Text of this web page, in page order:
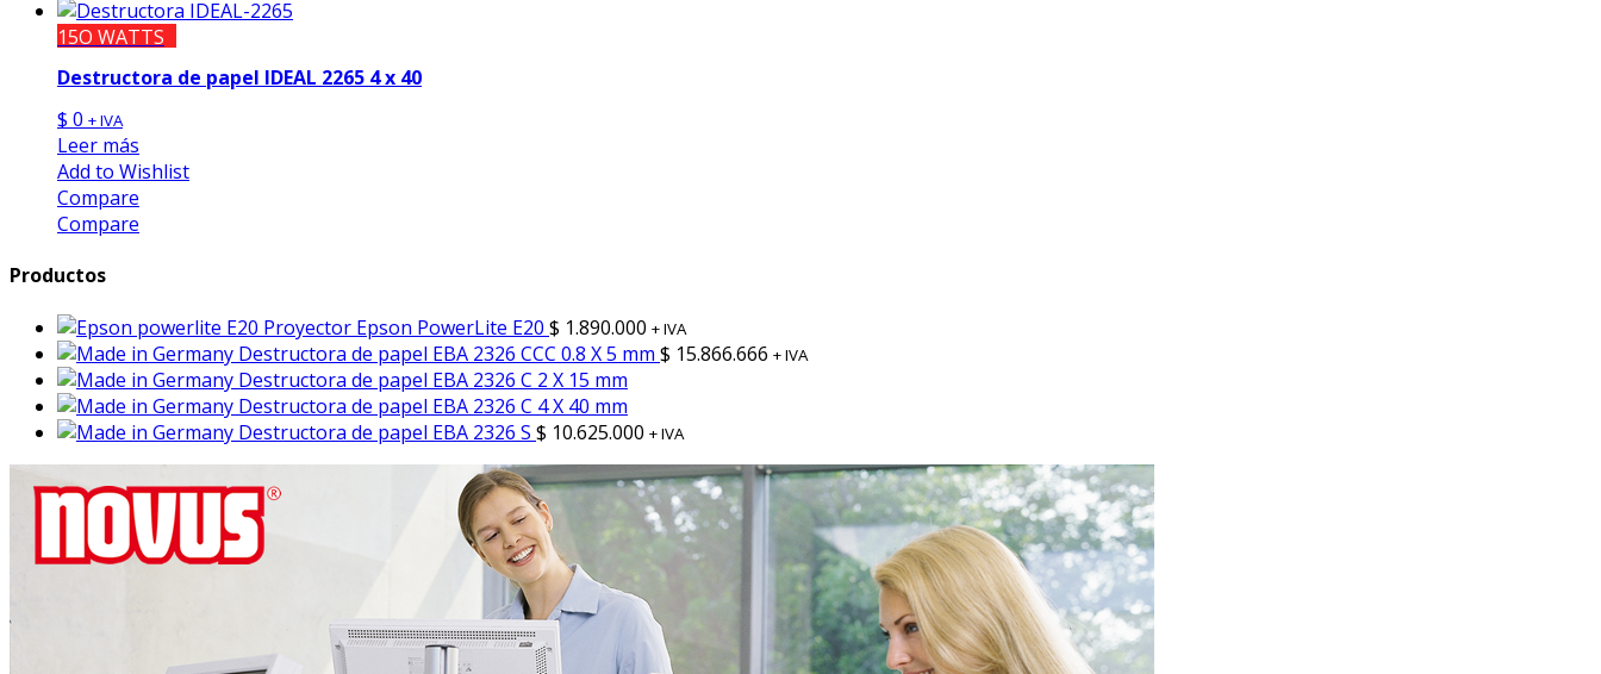
15O WATTS
Destructora de papel IDEAL 2265 4 x 40
$ 0 + IVA
Leer más
Add to Wishlist
Compare
Compare
Productos
Proyector Epson PowerLite E20 $ 1.890.000 + IVA
Destructora de papel EBA 2326 CCC 0.8 X 5 mm $ 15.866.666 + IVA
Destructora de papel EBA 2326 C 2 X 15 mm
Destructora de papel EBA 2326 C 4 X 40 mm
Destructora de papel EBA 2326 S $ 10.625.000 + IVA